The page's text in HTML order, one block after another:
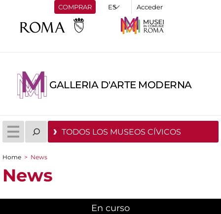
COMPRAR Acceder
GALLERIA D'ARTE MODERNA
TODOS LOS MUSEOS CÍVICOS
You are here
Home > News
News
En curso